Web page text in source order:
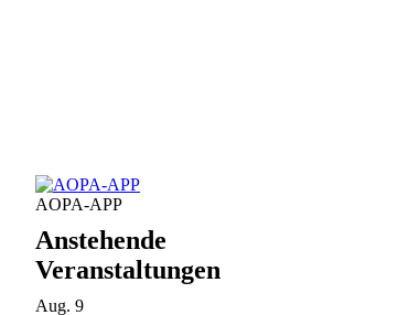
AOPA-APP
Anstehende
Veranstaltungen
Aug. 9